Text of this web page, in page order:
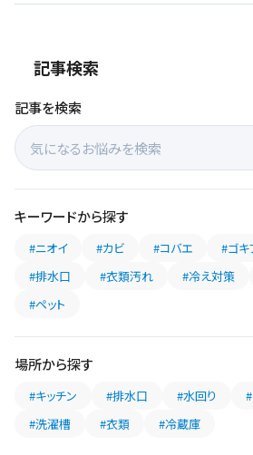
記事検索
記事を検索
キーワードから探す
#ニオイ #カビ #コバエ #ゴキ
#排水口
#衣類汚れ #冷え対策
#ペット
場所から探す
#キッチン #排水口 #水回り
#洗濯槽
#衣類 #冷蔵庫